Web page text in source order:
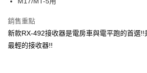
每筆NT$80，滿NT$3,000(含以上)免運費
黑貓宅配通
銷售重點
新款RX-492接收器是電房車與電平跑的首選!!
最輕的接收器!!